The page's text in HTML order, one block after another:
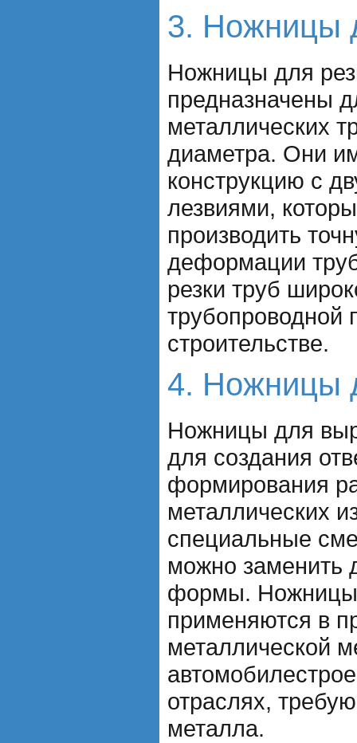
3. Ножницы
Ножницы для
предназначены
металлических
диаметра. Они
конструкцию с
лезвиями,
производить
деформации
резки труб
строительстве.
4. Ножницы
Ножницы для
для создания
формирования
металлических
специальные
можно заменить
формы. Ножницы
применяются в
металлической
отраслях,
металла.